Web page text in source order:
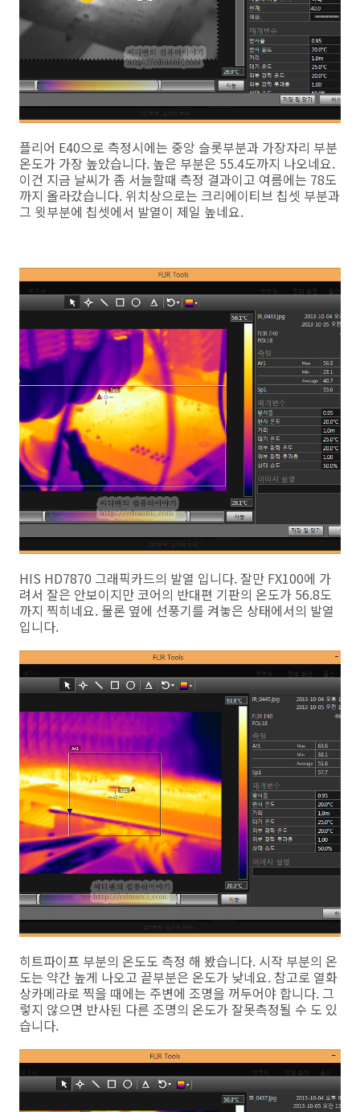
플리어 E40으로 측정시에는 중앙 슬롯부분과 가장자리 부분
온도가 가장 높았습니다. 높은 부분은 55.4도까지 나오네요.
이건 지금 날씨가 좀 서늘할때 측정 결과이고 여름에는 78도
까지 올라갔습니다. 위치상으로는 크리에이티브 칩셋 부분과
그 윗부분에 칩셋에서 발열이 제일 높네요.
HIS HD7870 그래픽카드의 발열 입니다. 잘만 FX100에 가
려서 잘은 안보이지만 코어의 반대편 기판의 온도가 56.8도
까지 찍히네요. 물론 옆에 선풍기를 켜놓은 상태에서의 발열
입니다.
히트파이프 부분의 온도도 측정 해 봤습니다. 시작 부분의 온
도는 약간 높게 나오고 끝부분은 온도가 낮네요. 참고로 열화
상카메라로 찍을 때에는 주변에 조명을 꺼두어야 합니다. 그
렇지 않으면 반사된 다른 조명의 온도가 잘못측정될 수 도 있
습니다.